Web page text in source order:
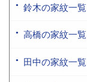
鈴木の家紋一覧
高橋の家紋一覧
田中の家紋一覧